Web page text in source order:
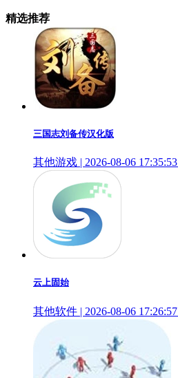
精选推荐
三国志刘备传汉化版
其他游戏 | 2026-08-06 17:35:53
云上固始
其他软件 | 2026-08-06 17:26:57